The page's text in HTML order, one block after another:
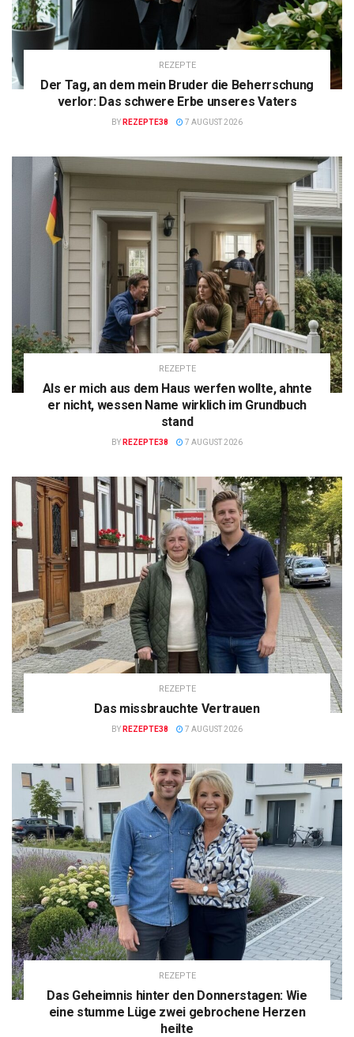
REZEPTE
Der Tag, an dem mein Bruder die Beherrschung
verlor: Das schwere Erbe unseres Vaters
BY REZEPTE38 7 AUGUST 2026
REZEPTE
Als er mich aus dem Haus werfen wollte, ahnte
er nicht, wessen Name wirklich im Grundbuch
stand
BY REZEPTE38 7 AUGUST 2026
REZEPTE
Das missbrauchte Vertrauen
BY REZEPTE38 7 AUGUST 2026
REZEPTE
Das Geheimnis hinter den Donnerstagen: Wie
eine stumme Lüge zwei gebrochene Herzen
heilte